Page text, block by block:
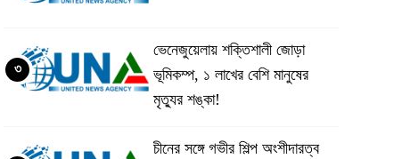
ভেনেজুয়েলায় শক্তিশালী জোড়া
ভূমিকম্প, ১ লাখের বেশি মানুষের
মৃত্যুর শঙ্কা!
৩
চীনের সঙ্গে গভীর শিল্প অংশীদারত্ব